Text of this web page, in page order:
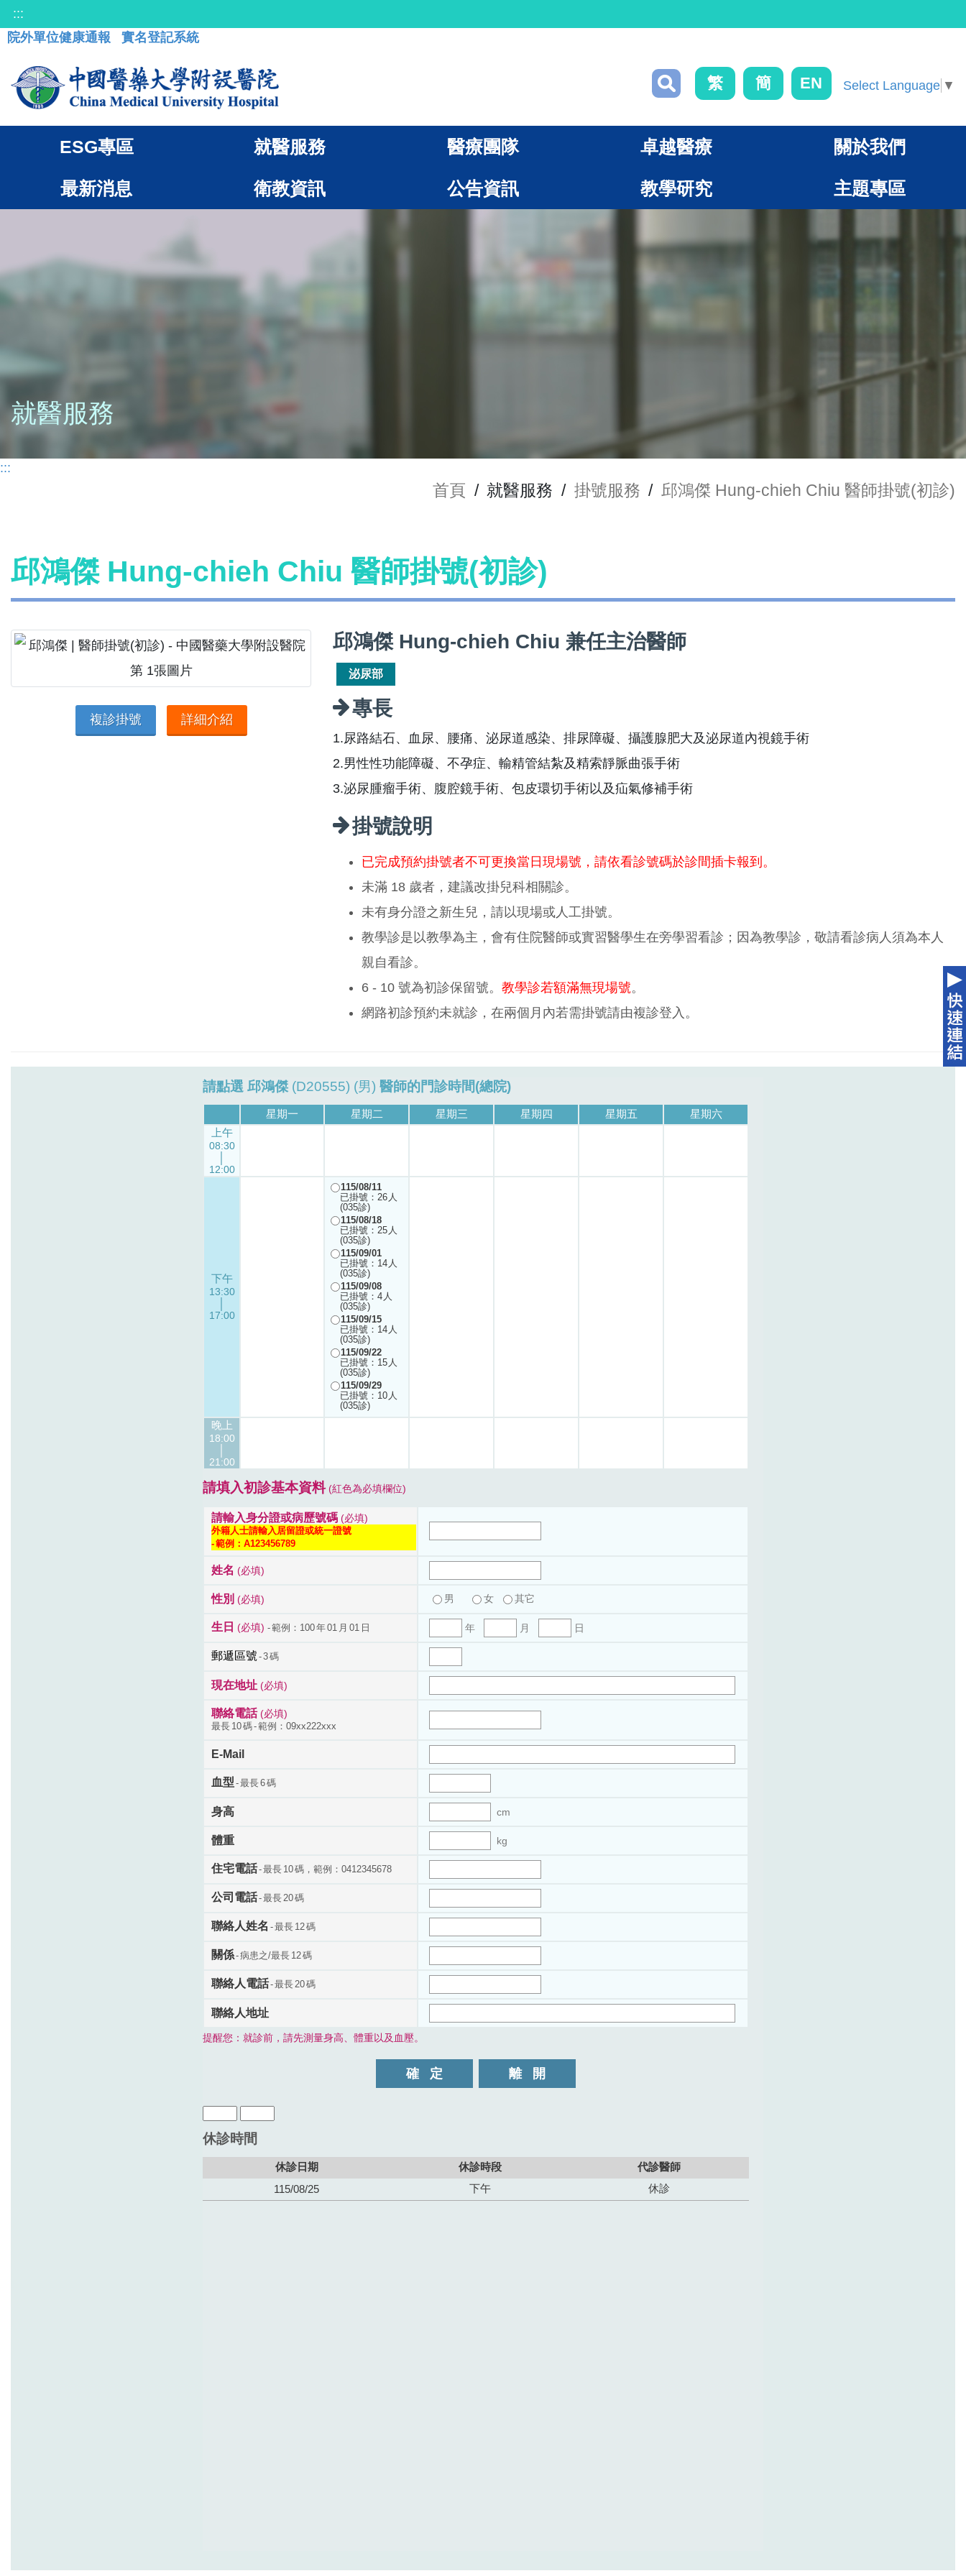
:::
院外單位健康通報
實名登記系統
繁 簡 EN Select Language ▼
ESG專區 就醫服務 醫療團隊 卓越醫療 關於我們
最新消息 衛教資訊 公告資訊 教學研究 主題專區
就醫服務
:::
首頁 / 就醫服務 / 掛號服務 / 邱鴻傑 Hung-chieh Chiu 醫師掛號(初診)
邱鴻傑 Hung-chieh Chiu 醫師掛號(初診)
複診掛號 詳細介紹
邱鴻傑 Hung-chieh Chiu 兼任主治醫師
泌尿部
專長
1.尿路結石、血尿、腰痛、泌尿道感染、排尿障礙、攝護腺肥大及泌尿道內視鏡手術
2.男性性功能障礙、不孕症、輸精管結紮及精索靜脈曲張手術
3.泌尿腫瘤手術、腹腔鏡手術、包皮環切手術以及疝氣修補手術
掛號說明
已完成預約掛號者不可更換當日現場號，請依看診號碼於診間插卡報到。
未滿 18 歲者，建議改掛兒科相關診。
未有身分證之新生兒，請以現場或人工掛號。
教學診是以教學為主，會有住院醫師或實習醫學生在旁學習看診；因為教學診，敬請看診病人須為本人
親自看診。
6 - 10 號為初診保留號。 教學診若額滿無現場號。
網路初診預約未就診，在兩個月內若需掛號請由複診登入。